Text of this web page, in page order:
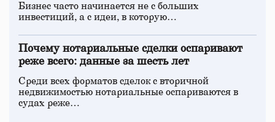
Бизнес часто начинается не с больших
инвестиций, а с идеи, в которую…
Почему нотариальные сделки оспаривают
реже всего: данные за шесть лет
Среди всех форматов сделок с вторичной
недвижимостью нотариальные оспариваются в
судах реже…